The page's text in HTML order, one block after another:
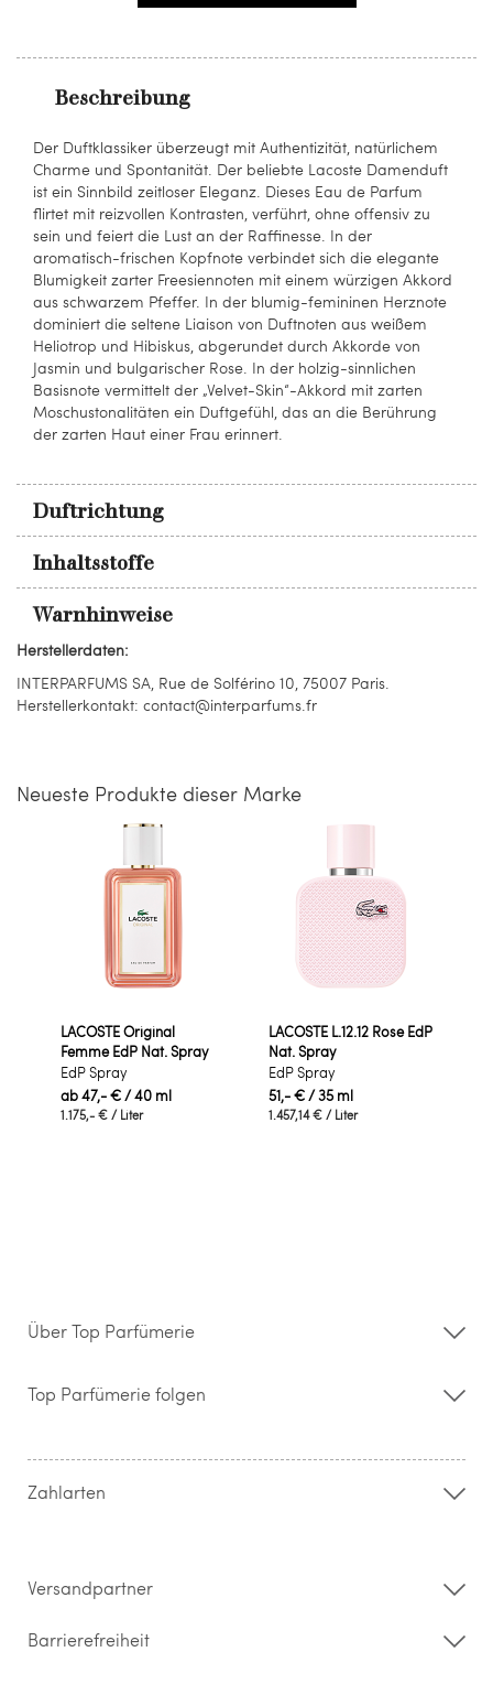
Beschreibung
Der Duftklassiker überzeugt mit Authentizität, natürlichem
Charme und Spontanität. Der beliebte Lacoste Damenduft
ist ein Sinnbild zeitloser Eleganz. Dieses Eau de Parfum
flirtet mit reizvollen Kontrasten, verführt, ohne offensiv zu
sein und feiert die Lust an der Raffinesse. In der
aromatisch-frischen Kopfnote verbindet sich die elegante
Blumigkeit zarter Freesiennoten mit einem würzigen Akkord
aus schwarzem Pfeffer. In der blumig-femininen Herznote
dominiert die seltene Liaison von Duftnoten aus weißem
Heliotrop und Hibiskus, abgerundet durch Akkorde von
Jasmin und bulgarischer Rose. In der holzig-sinnlichen
Basisnote vermittelt der „Velvet-Skin“-Akkord mit zarten
Moschustonalitäten ein Duftgefühl, das an die Berührung
der zarten Haut einer Frau erinnert.
Duftrichtung
Inhaltsstoffe
Warnhinweise
Herstellerdaten:
INTERPARFUMS SA, Rue de Solférino 10, 75007 Paris.
Herstellerkontakt: contact@interparfums.fr
Neueste Produkte dieser Marke
LACOSTE Original
Femme EdP Nat. Spray
EdP Spray
ab47,- €/ 40 ml
1.175,- € / Liter
LACOSTE L.12.12 Rose EdP
Nat. Spray
EdP Spray
51,- €/ 35 ml
1.457,14 € / Liter
Über Top Parfümerie
Storefinder
Kontakt
Widerrufsrecht & Rückgabebedingungen
Top Parfümerie folgen
Zahlarten
Versandpartner
Barrierefreiheit